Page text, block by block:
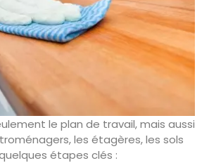
le plan de travail, mais aussi
les étagères, les sols
étapes clés :